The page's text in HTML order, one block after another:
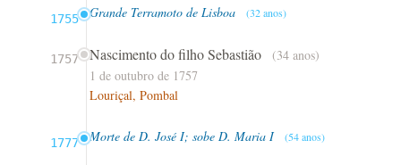
1755 Grande Terramoto de Lisboa (32 anos)
1757 Nascimento do filho Sebastião
(34 anos)
1 de outubro de 1757
Louriçal, Pombal
1777 Morte de D. José I; sobe D. Maria I (54 anos)